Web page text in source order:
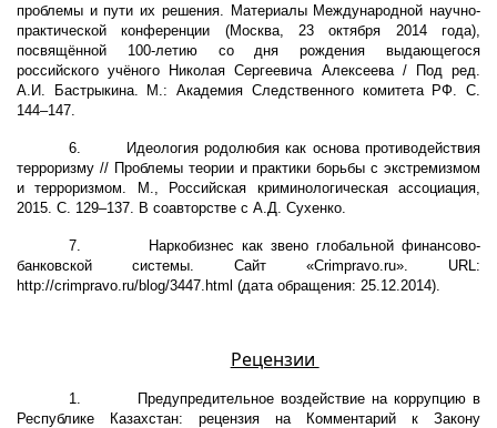
проблемы и пути их решения. Материалы Международной научно-
практической конференции (Москва, 23 октября 2014 года),
посвящённой 100-летию со дня рождения выдающегося
российского учёного Николая Сергеевича Алексеева / Под ред.
А.И. Бастрыкина. М.: Академия Следственного комитета РФ. С.
144–147.
6.
Идеология родолюбия как основа противодействия
терроризму // Проблемы теории и практики борьбы с экстремизмом
и терроризмом. М., Российская криминологическая ассоциация,
2015. С. 129–137. В соавторстве с А.Д. Сухенко.
7.
Наркобизнес как звено глобальной финансово-
банковской системы. Сайт «Crimpravo.ru». URL:
http://crimpravo.ru/blog/3447.html (дата обращения: 25.12.2014).
Рецензии
1.
Предупредительное воздействие на коррупцию в
Республике Казахстан: рецензия на Комментарий к Закону